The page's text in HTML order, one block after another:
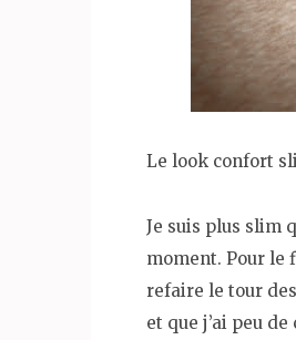
Le look confort
Je suis plus slim
moment. Pour le
refaire le tour
et que j’ai peu